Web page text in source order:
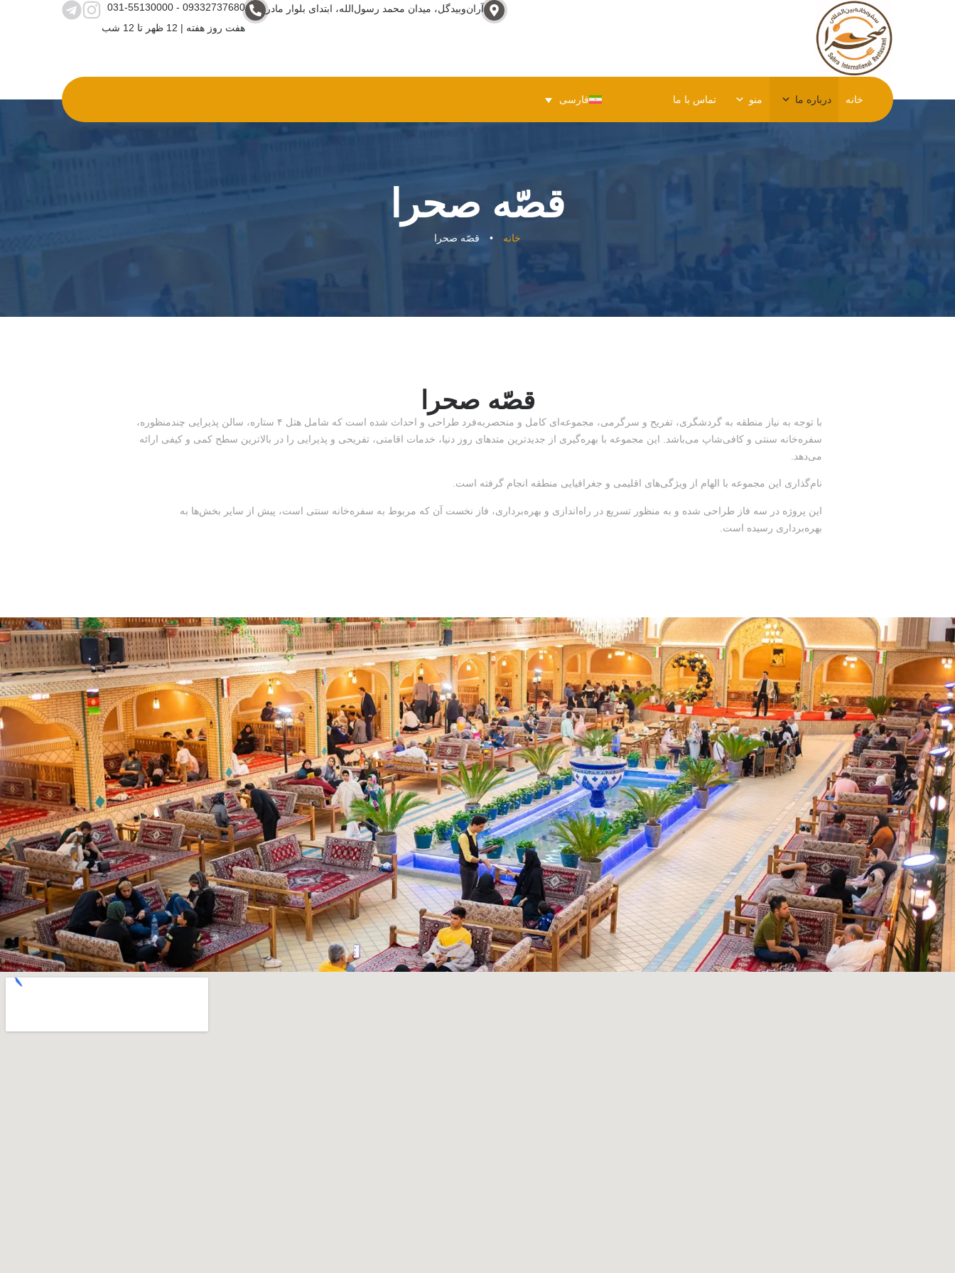
031-55130000 - 09332737680
هفت روز هفته | 12 ظهر تا 12 شب
آران‌وبيدگل، ميدان محمد رسول‌الله، ابتدای بلوار مادر
خانه درباره ما منو تماس با ما فارسی
قصّه صحرا
خانه • قصّه صحرا
قصّه صحرا
با توجه به نیاز منطقه به گردشگری، تفریح و سرگرمی، مجموعه‌ای کامل و منحصربه‌فرد طراحی و احداث شده است که شامل هتل ۴ ستاره، سالن پذیرایی چندمنظوره،
سفره‌خانه سنتی و کافی‌شاپ می‌باشد. این مجموعه با بهره‌گیری از جدیدترین متدهای روز دنیا، خدمات اقامتی، تفریحی و پذیرایی را در بالاترین سطح کمی و کیفی ارائه
می‌دهد.
نام‌گذاری این مجموعه با الهام از ویژگی‌های اقلیمی و جغرافیایی منطقه انجام گرفته است.
این پروژه در سه فاز طراحی شده و به منظور تسریع در راه‌اندازی و بهره‌برداری، فاز نخست آن که مربوط به سفره‌خانه سنتی است، پیش از سایر بخش‌ها به
بهره‌برداری رسیده است.